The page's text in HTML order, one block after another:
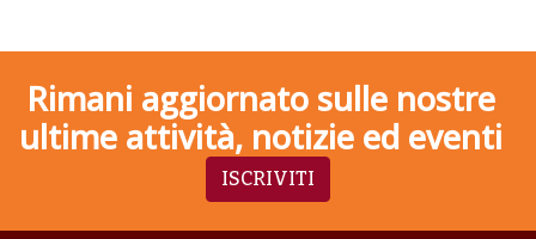
Rimani aggiornato sulle nostre
ultime attività, notizie ed eventi
ISCRIVITI